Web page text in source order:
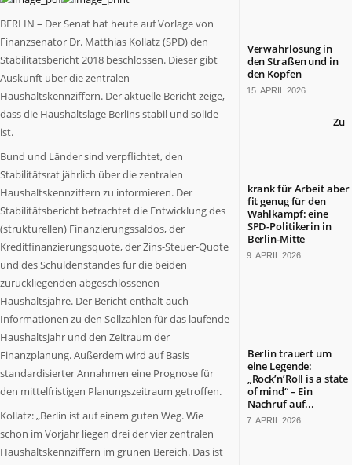
BERLIN – Der Senat hat heute auf Vorlage von
Finanzsenator Dr. Matthias Kollatz (SPD) den
Stabilitätsbericht 2018 beschlossen. Dieser gibt
Auskunft über die zentralen
Haushaltskennziffern. Der aktuelle Bericht zeige,
dass die Haushaltslage Berlins stabil und solide
ist.
Bund und Länder sind verpflichtet, den
Stabilitätsrat jährlich über die zentralen
Haushaltskennziffern zu informieren. Der
Stabilitätsbericht betrachtet die Entwicklung des
(strukturellen) Finanzierungssaldos, der
Kreditfinanzierungsquote, der Zins-Steuer-Quote
und des Schuldenstandes für die beiden
zurückliegenden abgeschlossenen
Haushaltsjahre. Der Bericht enthält auch
Informationen zu den Sollzahlen für das laufende
Haushaltsjahr und den Zeitraum der
Finanzplanung. Außerdem wird auf Basis
standardisierter Annahmen eine Prognose für
den mittelfristigen Planungszeitraum getroffen.
Kollatz: „Berlin ist auf einem guten Weg. Wie
schon im Vorjahr liegen drei der vier zentralen
Haushaltskennziffern im grünen Bereich. Das ist
Verwahrlosung in
den Straßen und in
den Köpfen
15. APRIL 2026
Zu
krank für Arbeit aber
fit genug für den
Wahlkampf: eine
SPD-Politikerin in
Berlin-Mitte
9. APRIL 2026
Berlin trauert um
eine Legende:
„Rock’n’Roll is a state
of mind“ – Ein
Nachruf auf...
7. APRIL 2026
Tradition
und
Fortschritt,
hier
eine
nahezu
einzigartige
Berlin
wichtig
ist.
Themen